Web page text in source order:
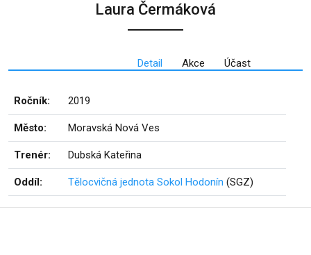
Laura Čermáková
Detail Akce Účast
Ročník: 2019
Město: Moravská Nová Ves
Trenér: Dubská Kateřina
Oddíl: Tělocvičná jednota Sokol Hodonín (SGZ)